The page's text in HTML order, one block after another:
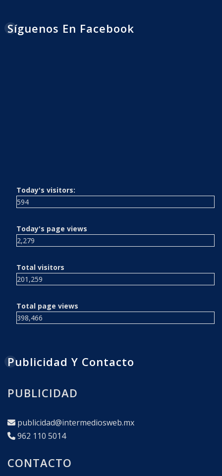
Síguenos En Facebook
Today's visitors:
594
Today's page views
2,279
Total visitors
201,259
Total page views
398,466
Publicidad Y Contacto
PUBLICIDAD
publicidad@intermediosweb.mx
962 110 5014
CONTACTO